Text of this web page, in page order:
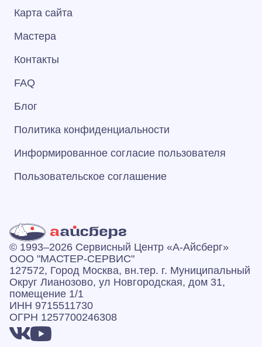
Карта сайта
Мастера
Контакты
FAQ
Блог
Политика конфиденциальности
Информированное согласие пользователя
Пользовательское соглашение
© 1993–2026 Сервисный Центр «А‑Айсберг»
ООО "МАСТЕР-СЕРВИС"
127572, Город Москва, вн.тер. г. Муниципальный
Округ Лианозово, ул Новгородская, дом 31,
помещение 1/1
ИНН 9715511730
ОГРН 1257700246308